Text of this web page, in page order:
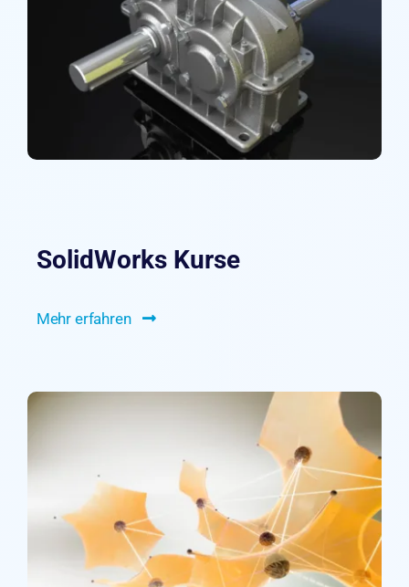
SolidWorks Kurse
Mehr erfahren